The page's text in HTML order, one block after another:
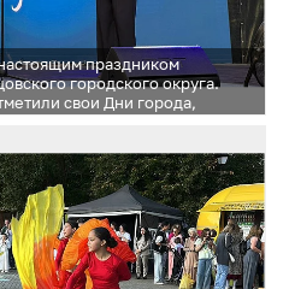
праздником
городского округа.
свои Дни города,